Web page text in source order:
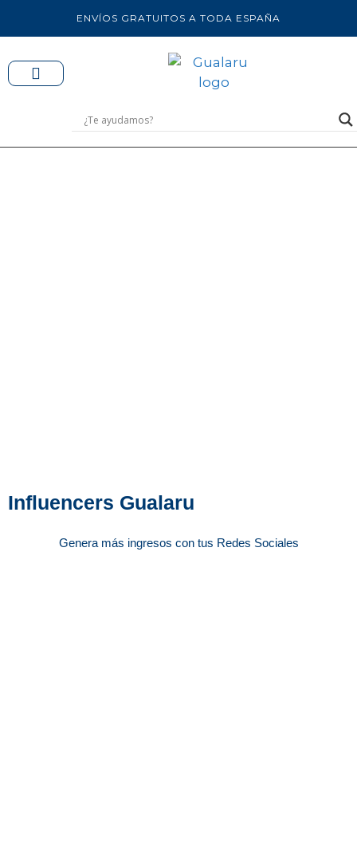
ENVÍOS GRATUITOS A TODA ESPAÑA
Influencers Gualaru
Genera más ingresos con tus Redes Sociales